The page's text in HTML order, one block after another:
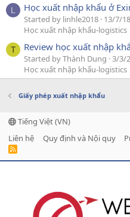
L Học xuất nhập khẩu ở
Started by linhle2018 13/7/18
Học xuất nhập khẩu-logistics
T Review học xuất nhập
Started by Thành Dung 3/3/
Học xuất nhập khẩu-logistics
Giấy phép xuất nhập khẩu
Tiếng Việt (VN)
Liên hệ
Quy định và Nội quy
R